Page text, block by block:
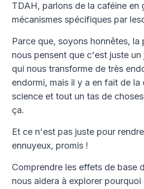
TDAH, parlons de la caféine en
mécanismes spécifiques par
Parce que, soyons honnêtes,
nous pensent que c'est juste
qui nous transforme de très
endormi, mais il y a en fait de la
science et tout un tas de
ça.
Et ce n'est pas juste pour
ennuyeux, promis !
Comprendre les effets de base
nous aidera à explorer pourquoi